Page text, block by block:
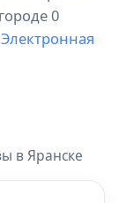
0
Электронная
в Яранске